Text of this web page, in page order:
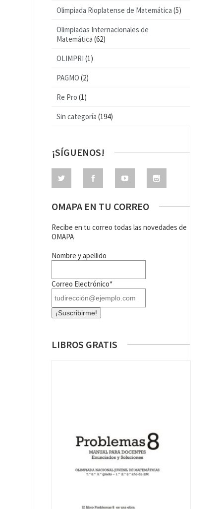
Olimpiada Rioplatense de Matemática (5)
Olimpiadas Internacionales de
Matemática (62)
OLIMPRI (1)
PAGMO (2)
Re Pro (1)
Sin categoría (194)
¡SÍGUENOS!
OMAPA EN TU CORREO
Recibe en tu correo todas las novedades de
OMAPA
Nombre y apellido
Correo Electrónico*
LIBROS GRATIS